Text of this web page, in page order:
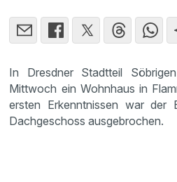
In Dresdner Stadtteil
Mittwoch ein Wohnhaus in
ersten Erkenntnissen war der
Dachgeschoss ausgebrochen.